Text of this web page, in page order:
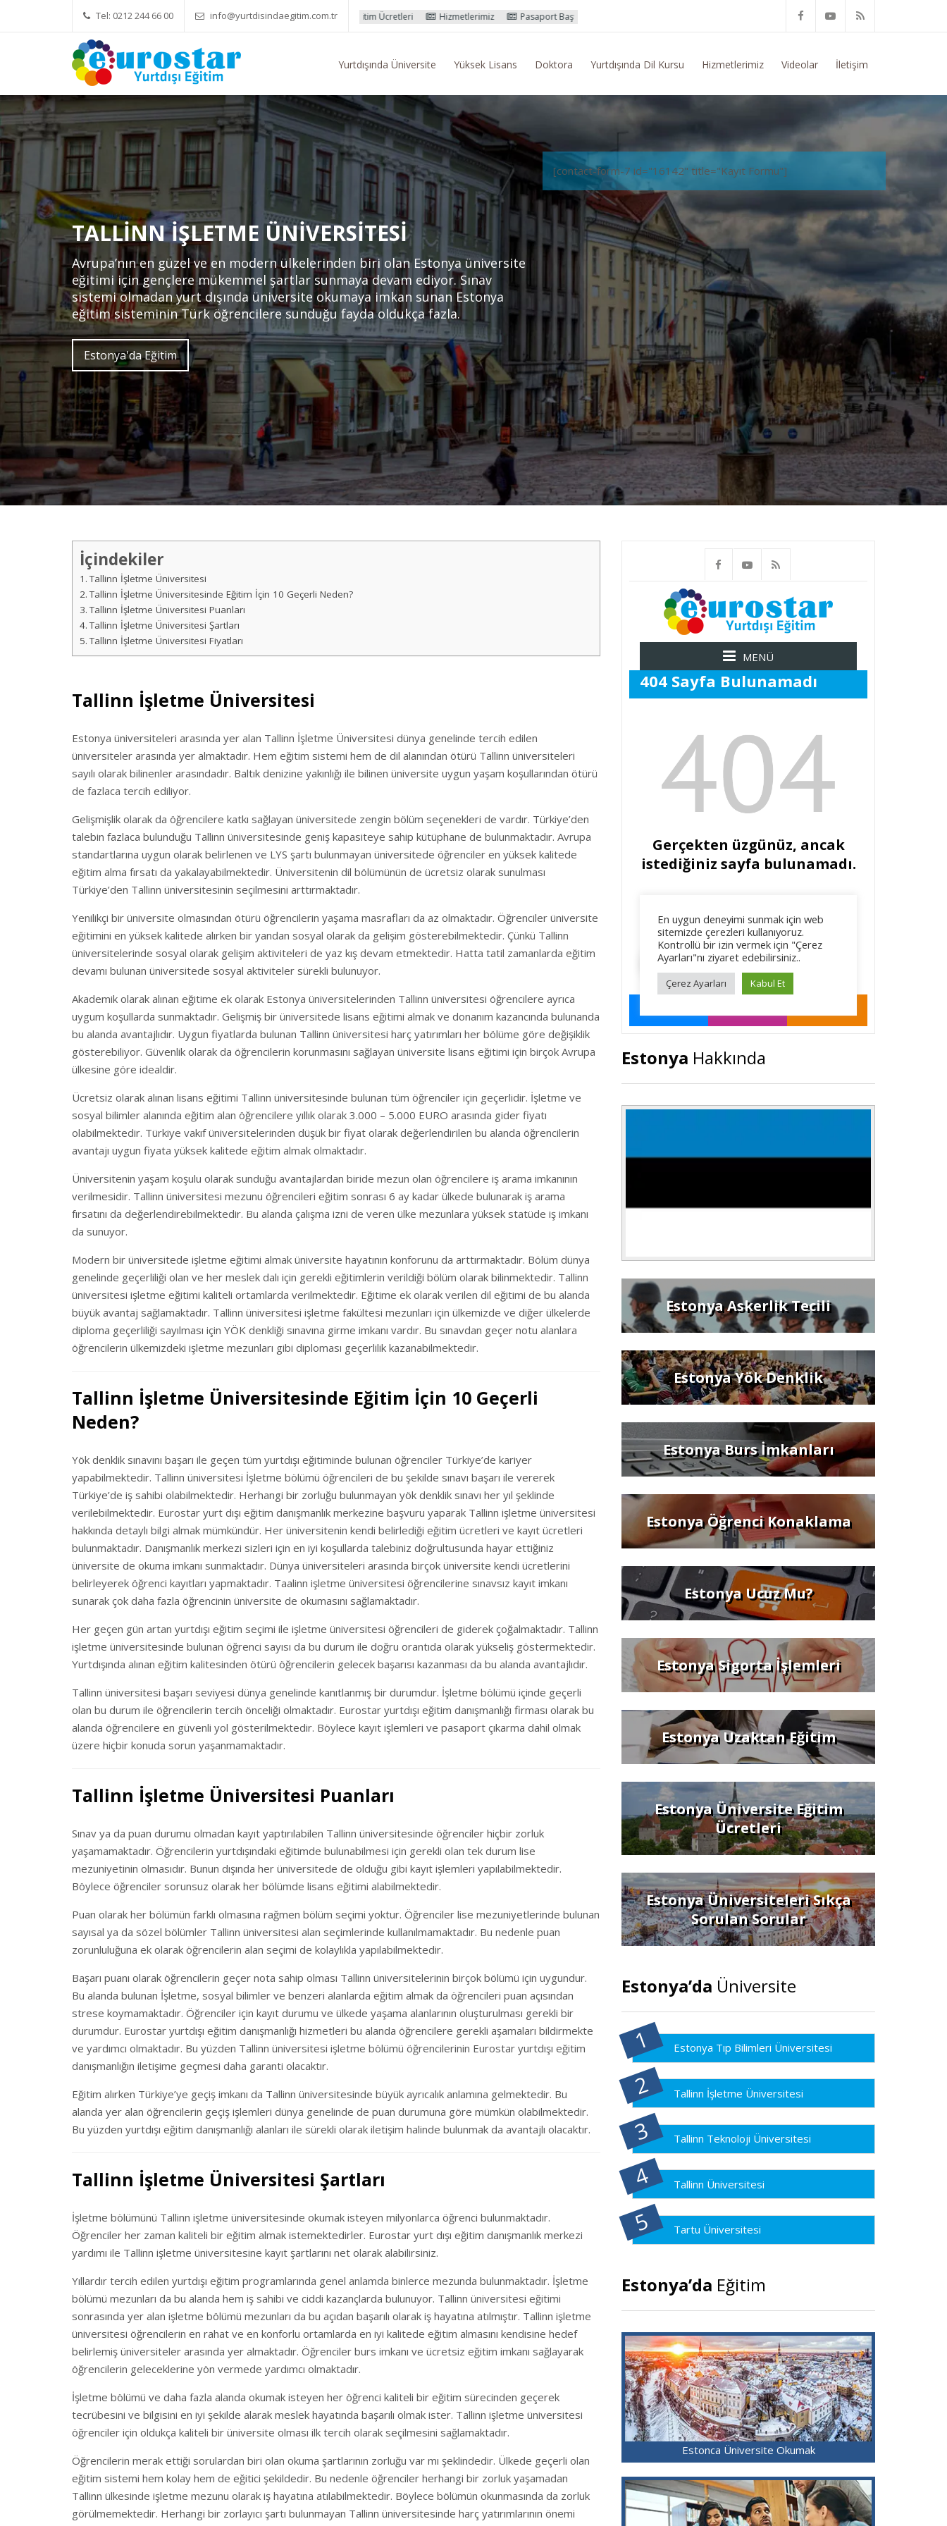
Tel: 0212 244 66 00 info@yurtdisindaegitim.com.tr
Yök Denkliği Önemli Eğitim Ücretleri Hizmetlerimiz Pasaport Başvuru İşlemleri Yurtdışı Eğitim Konusunda Genel Bilgi Talep Ediyorum
Yurtdışında Üniversite Yüksek Lisans Doktora Yurtdışında Dil Kursu Hizmetlerimiz Videolar İletişim
TALLINN İŞLETME ÜNIVERSITESI
Avrupa’nın en güzel ve en modern ülkelerinden biri olan Estonya üniversite
eğitimi için gençlere mükemmel şartlar sunmaya devam ediyor. Sınav
sistemi olmadan yurt dışında üniversite okumaya imkan sunan Estonya
eğitim sisteminin Türk öğrencilere sunduğu fayda oldukça fazla.
Estonya'da Eğitim
[contact-form-7 id="16142" title="Kayıt Formu"]
İçindekiler
Tallinn İşletme Üniversitesi
Tallinn İşletme Üniversitesinde Eğitim İçin 10 Geçerli Neden?
Tallinn İşletme Üniversitesi Puanları
Tallinn İşletme Üniversitesi Şartları
Tallinn İşletme Üniversitesi Fiyatları
Tallinn İşletme Üniversitesi
Estonya üniversiteleri arasında yer alan Tallinn İşletme Üniversitesi dünya genelinde tercih edilen
üniversiteler arasında yer almaktadır. Hem eğitim sistemi hem de dil alanından ötürü Tallinn üniversiteleri
sayılı olarak bilinenler arasındadır. Baltık denizine yakınlığı ile bilinen üniversite uygun yaşam koşullarından ötürü
de fazlaca tercih ediliyor.
Gelişmişlik olarak da öğrencilere katkı sağlayan üniversitede zengin bölüm seçenekleri de vardır. Türkiye’den
talebin fazlaca bulunduğu Tallinn üniversitesinde geniş kapasiteye sahip kütüphane de bulunmaktadır. Avrupa
standartlarına uygun olarak belirlenen ve LYS şartı bulunmayan üniversitede öğrenciler en yüksek kalitede
eğitim alma fırsatı da yakalayabilmektedir. Üniversitenin dil bölümünün de ücretsiz olarak sunulması
Türkiye’den Tallinn üniversitesinin seçilmesini arttırmaktadır.
Yenilikçi bir üniversite olmasından ötürü öğrencilerin yaşama masrafları da az olmaktadır. Öğrenciler üniversite
eğitimini en yüksek kalitede alırken bir yandan sosyal olarak da gelişim gösterebilmektedir. Çünkü Tallinn
üniversitelerinde sosyal olarak gelişim aktiviteleri de yaz kış devam etmektedir. Hatta tatil zamanlarda eğitim
devamı bulunan üniversitede sosyal aktiviteler sürekli bulunuyor.
Akademik olarak alınan eğitime ek olarak Estonya üniversitelerinden Tallinn üniversitesi öğrencilere ayrıca
uygum koşullarda sunmaktadır. Gelişmiş bir üniversitede lisans eğitimi almak ve donanım kazancında bulunanda
bu alanda avantajlıdır. Uygun fiyatlarda bulunan Tallinn üniversitesi harç yatırımları her bölüme göre değişiklik
gösterebiliyor. Güvenlik olarak da öğrencilerin korunmasını sağlayan üniversite lisans eğitimi için birçok Avrupa
ülkesine göre idealdir.
Ücretsiz olarak alınan lisans eğitimi Tallinn üniversitesinde bulunan tüm öğrenciler için geçerlidir. İşletme ve
sosyal bilimler alanında eğitim alan öğrencilere yıllık olarak 3.000 – 5.000 EURO arasında gider fiyatı
olabilmektedir. Türkiye vakıf üniversitelerinden düşük bir fiyat olarak değerlendirilen bu alanda öğrencilerin
avantajı uygun fiyata yüksek kalitede eğitim almak olmaktadır.
Üniversitenin yaşam koşulu olarak sunduğu avantajlardan biride mezun olan öğrencilere iş arama imkanının
verilmesidir. Tallinn üniversitesi mezunu öğrencileri eğitim sonrası 6 ay kadar ülkede bulunarak iş arama
fırsatını da değerlendirebilmektedir. Bu alanda çalışma izni de veren ülke mezunlara yüksek statüde iş imkanı
da sunuyor.
Modern bir üniversitede işletme eğitimi almak üniversite hayatının konforunu da arttırmaktadır. Bölüm dünya
genelinde geçerliliği olan ve her meslek dalı için gerekli eğitimlerin verildiği bölüm olarak bilinmektedir. Tallinn
üniversitesi işletme eğitimi kaliteli ortamlarda verilmektedir. Eğitime ek olarak verilen dil eğitimi de bu alanda
büyük avantaj sağlamaktadır. Tallinn üniversitesi işletme fakültesi mezunları için ülkemizde ve diğer ülkelerde
diploma geçerliliği sayılması için YÖK denkliği sınavına girme imkanı vardır. Bu sınavdan geçer notu alanlara
öğrencilerin ülkemizdeki işletme mezunları gibi diploması geçerlilik kazanabilmektedir.
Tallinn İşletme Üniversitesinde Eğitim İçin 10 Geçerli
Neden?
Yök denklik sınavını başarı ile geçen tüm yurtdışı eğitiminde bulunan öğrenciler Türkiye’de kariyer
yapabilmektedir. Tallinn üniversitesi İşletme bölümü öğrencileri de bu şekilde sınavı başarı ile vererek
Türkiye’de iş sahibi olabilmektedir. Herhangi bir zorluğu bulunmayan yök denklik sınavı her yıl şeklinde
verilebilmektedir. Eurostar yurt dışı eğitim danışmanlık merkezine başvuru yaparak Tallinn işletme üniversitesi
hakkında detaylı bilgi almak mümkündür. Her üniversitenin kendi belirlediği eğitim ücretleri ve kayıt ücretleri
bulunmaktadır. Danışmanlık merkezi sizleri için en iyi koşullarda talebiniz doğrultusunda hayar ettiğiniz
üniversite de okuma imkanı sunmaktadır. Dünya üniversiteleri arasında birçok üniversite kendi ücretlerini
belirleyerek öğrenci kayıtları yapmaktadır. Taalinn işletme üniversitesi öğrencilerine sınavsız kayıt imkanı
sunarak çok daha fazla öğrencinin üniversite de okumasını sağlamaktadır.
Her geçen gün artan yurtdışı eğitim seçimi ile işletme üniversitesi öğrencileri de giderek çoğalmaktadır. Tallinn
işletme üniversitesinde bulunan öğrenci sayısı da bu durum ile doğru orantıda olarak yükseliş göstermektedir.
Yurtdışında alınan eğitim kalitesinden ötürü öğrencilerin gelecek başarısı kazanması da bu alanda avantajlıdır.
Tallinn üniversitesi başarı seviyesi dünya genelinde kanıtlanmış bir durumdur. İşletme bölümü içinde geçerli
olan bu durum ile öğrencilerin tercih önceliği olmaktadır. Eurostar yurtdışı eğitim danışmanlığı firması olarak bu
alanda öğrencilere en güvenli yol gösterilmektedir. Böylece kayıt işlemleri ve pasaport çıkarma dahil olmak
üzere hiçbir konuda sorun yaşanmamaktadır.
Tallinn İşletme Üniversitesi Puanları
Sınav ya da puan durumu olmadan kayıt yaptırılabilen Tallinn üniversitesinde öğrenciler hiçbir zorluk
yaşamamaktadır. Öğrencilerin yurtdışındaki eğitimde bulunabilmesi için gerekli olan tek durum lise
mezuniyetinin olmasıdır. Bunun dışında her üniversitede de olduğu gibi kayıt işlemleri yapılabilmektedir.
Böylece öğrenciler sorunsuz olarak her bölümde lisans eğitimi alabilmektedir.
Puan olarak her bölümün farklı olmasına rağmen bölüm seçimi yoktur. Öğrenciler lise mezuniyetlerinde bulunan
sayısal ya da sözel bölümler Tallinn üniversitesi alan seçimlerinde kullanılmamaktadır. Bu nedenle puan
zorunluluğuna ek olarak öğrencilerin alan seçimi de kolaylıkla yapılabilmektedir.
Başarı puanı olarak öğrencilerin geçer nota sahip olması Tallinn üniversitelerinin birçok bölümü için uygundur.
Bu alanda bulunan İşletme, sosyal bilimler ve benzeri alanlarda eğitim almak da öğrencileri puan açısından
strese koymamaktadır. Öğrenciler için kayıt durumu ve ülkede yaşama alanlarının oluşturulması gerekli bir
durumdur. Eurostar yurtdışı eğitim danışmanlığı hizmetleri bu alanda öğrencilere gerekli aşamaları bildirmekte
ve yardımcı olmaktadır. Bu yüzden Tallinn üniversitesi işletme bölümü öğrencilerinin Eurostar yurtdışı eğitim
danışmanlığın iletişime geçmesi daha garanti olacaktır.
Eğitim alırken Türkiye’ye geçiş imkanı da Tallinn üniversitesinde büyük ayrıcalık anlamına gelmektedir. Bu
alanda yer alan öğrencilerin geçiş işlemleri dünya genelinde de puan durumuna göre mümkün olabilmektedir.
Bu yüzden yurtdışı eğitim danışmanlığı alanları ile sürekli olarak iletişim halinde bulunmak da avantajlı olacaktır.
Tallinn İşletme Üniversitesi Şartları
İşletme bölümünü Tallinn işletme üniversitesinde okumak isteyen milyonlarca öğrenci bulunmaktadır.
Öğrenciler her zaman kaliteli bir eğitim almak istemektedirler. Eurostar yurt dışı eğitim danışmanlık merkezi
yardımı ile Tallinn işletme üniversitesine kayıt şartlarını net olarak alabilirsiniz.
Yıllardır tercih edilen yurtdışı eğitim programlarında genel anlamda binlerce mezunda bulunmaktadır. İşletme
bölümü mezunları da bu alanda hem iş sahibi ve ciddi kazançlarda bulunuyor. Tallinn üniversitesi eğitimi
sonrasında yer alan işletme bölümü mezunları da bu açıdan başarılı olarak iş hayatına atılmıştır. Tallinn işletme
üniversitesi öğrencilerin en rahat ve en konforlu ortamlarda en iyi kalitede eğitim almasını kendisine hedef
belirlemiş üniversiteler arasında yer almaktadır. Öğrenciler burs imkanı ve ücretsiz eğitim imkanı sağlayarak
öğrencilerin geleceklerine yön vermede yardımcı olmaktadır.
İşletme bölümü ve daha fazla alanda okumak isteyen her öğrenci kaliteli bir eğitim sürecinden geçerek
tecrübesini ve bilgisini en iyi şekilde alarak meslek hayatında başarılı olmak ister. Tallinn işletme üniversitesi
öğrenciler için oldukça kaliteli bir üniversite olması ilk tercih olarak seçilmesini sağlamaktadır.
Öğrencilerin merak ettiği sorulardan biri olan okuma şartlarının zorluğu var mı şeklindedir. Ülkede geçerli olan
eğitim sistemi hem kolay hem de eğitici şekildedir. Bu nedenle öğrenciler herhangi bir zorluk yaşamadan
Tallinn ülkesinde işletme mezunu olarak iş hayatına atılabilmektedir. Böylece bölümün okunmasında da zorluk
görülmemektedir. Herhangi bir zorlayıcı şartı bulunmayan Tallinn üniversitesinde harç yatırımlarının önemi
Estonya Hakkında
Estonya Askerlik Tecili
Estonya Yök Denklik
Estonya Burs İmkanları
Estonya Öğrenci Konaklama
Estonya Ucuz Mu?
Estonya Sigorta İşlemleri
Estonya Uzaktan Eğitim
Estonya Üniversite Eğitim
Ücretleri
Estonya Üniversiteleri Sıkça
Sorulan Sorular
Estonya’da Üniversite
Estonya Tıp Bilimleri Üniversitesi
Tallinn İşletme Üniversitesi
Tallinn Teknoloji Üniversitesi
Tallinn Üniversitesi
Tartu Üniversitesi
Estonya’da Eğitim
Estonca Üniversite Okumak